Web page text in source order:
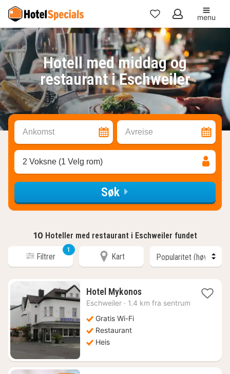
Mine
favoritter
menu
Hotell med middag og
restaurant i Eschweiler
Ankomst Avreise
2 Voksne (1 Velg rom)
Søk
10 Hoteller med restaurant i Eschweiler fundet
Filtrer
1
Kart
Hotel Mykonos1
natt
Eschweiler · 1.4 km fra sentrum
Gratis Wi-Fi
Restaurant
Heis